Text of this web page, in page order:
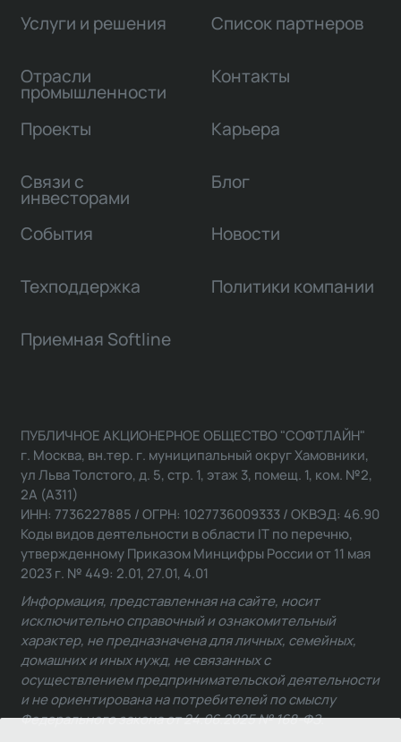
Услуги и решения
Отрасли
промышленности
Проекты
Связи с
инвесторами
Список партнеров
Контакты
Карьера
Блог
События Новости
Техподдержка Политики компании
Приемная Softline
ПУБЛИЧНОЕ АКЦИОНЕРНОЕ ОБЩЕСТВО "СОФТЛАЙН"
г. Москва, вн.тер. г. муниципальный округ Хамовники,
ул Льва Толстого, д. 5, стр. 1, этаж 3, помещ. 1, ком. №2,
2А (А311)
ИНН: 7736227885 / ОГРН: 1027736009333 / ОКВЭД: 46.90
Коды видов деятельности в области IT по перечню,
утвержденному Приказом Минцифры России от 11 мая
2023 г. № 449: 2.01, 27.01, 4.01
Информация, представленная на сайте, носит
исключительно справочный и ознакомительный
характер, не предназначена для личных, семейных,
домашних и иных нужд, не связанных с
осуществлением предпринимательской деятельности
и не ориентирована на потребителей по смыслу
Федерального закона от 24.06.2025 № 168-ФЗ.